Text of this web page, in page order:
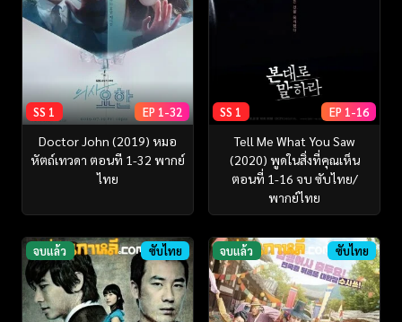
SS 1 EP 1-32
Doctor John (2019) หมอ
หัตถ์เทวดา ตอนที 1-32 พากย์
ไทย
SS 1 EP 1-16
Tell Me What You Saw
(2020) พูดในสิ่งที่คุณเห็น
ตอนที่ 1-16 จบ ซับไทย/
พากย์ไทย
จบแล้ว ซับไทย จบแล้ว ซับไทย